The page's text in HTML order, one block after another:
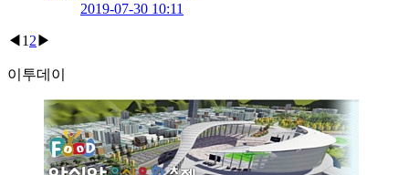
2019-07-30 10:11
◀ 1 2 ▶
이투데이